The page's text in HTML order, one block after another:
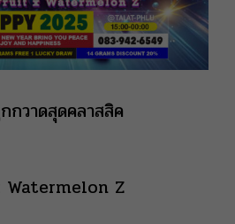
วาดสุดคลาสสิค
Z